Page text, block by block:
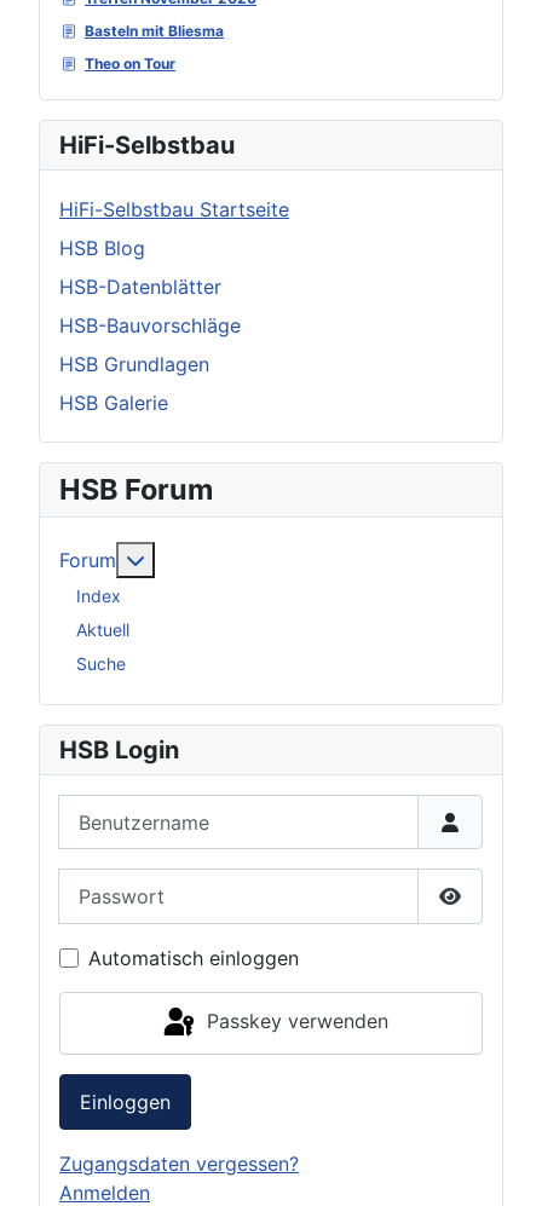
Basteln mit Bliesma
Theo on Tour
HiFi-Selbstbau
HiFi-Selbstbau Startseite
HSB Blog
HSB-Datenblätter
HSB-Bauvorschläge
HSB Grundlagen
HSB Galerie
HSB Forum
Forum
Index
Aktuell
Suche
HSB Login
Passwort
Automatisch einloggen
Passkey verwenden
Einloggen
Zugangsdaten vergessen?
Anmelden